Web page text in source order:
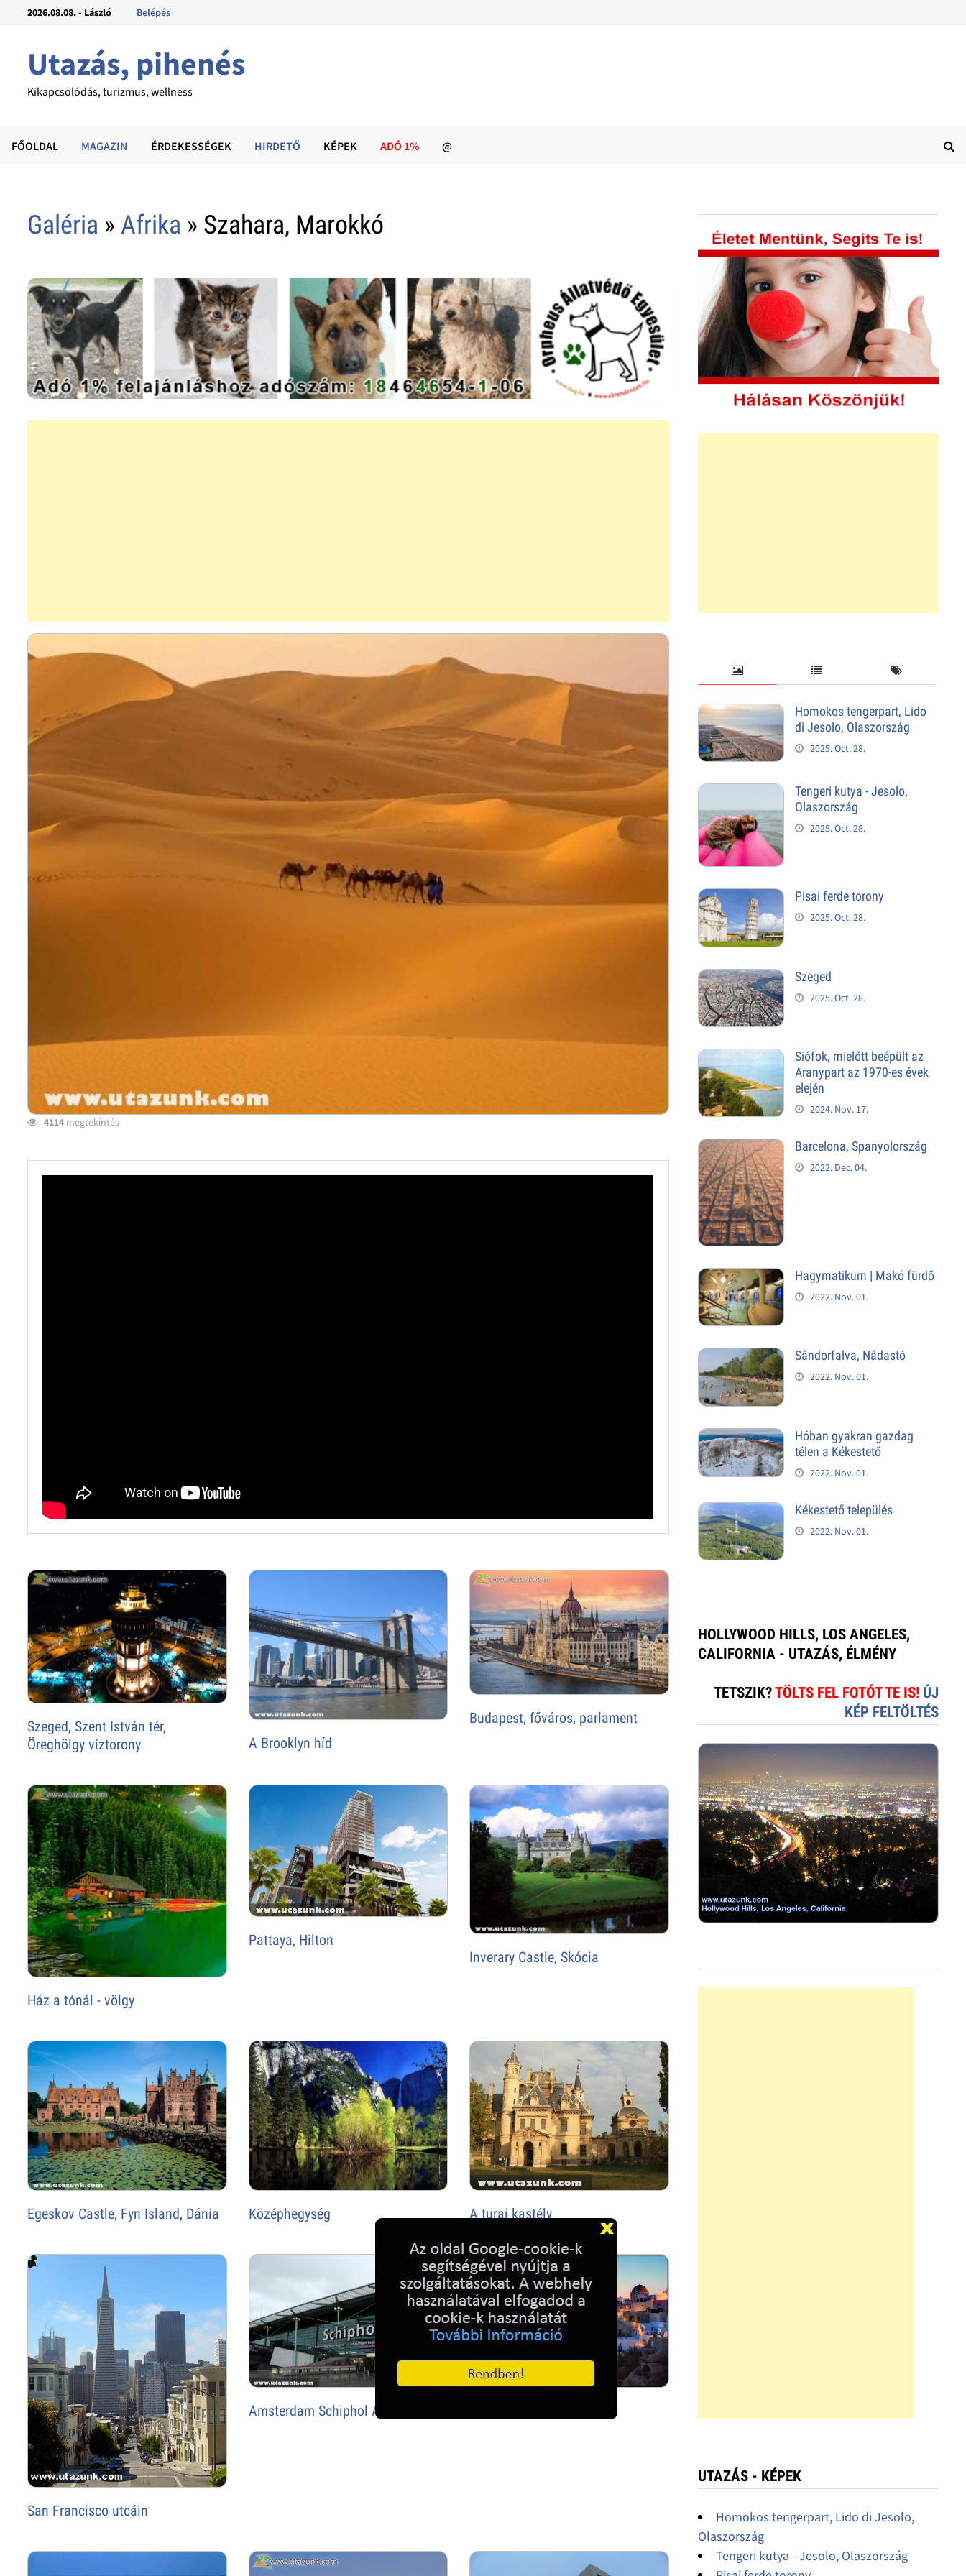
2026.08.08. - László Belépés
Utazás, pihenés
Kikapcsolódás, turizmus, wellness
FŐOLDAL MAGAZIN ÉRDEKESSÉGEK HIRDETŐ KÉPEK ADÓ 1% @
Galéria » Afrika » Szahara, Marokkó
4114 megtekintés
Szeged, Szent István tér,
Öreghölgy víztorony
A Brooklyn híd
Budapest, főváros, parlament
Ház a tónál - völgy
Pattaya, Hilton
Inverary Castle, Skócia
Egeskov Castle, Fyn Island, Dánia Középhegység A turai kastély
San Francisco utcáin
Amsterdam Schiphol Airport
Homokos tengerpart, Lido
di Jesolo, Olaszország
2025. Oct. 28.
Tengeri kutya - Jesolo,
Olaszország
2025. Oct. 28.
Pisai ferde torony
2025. Oct. 28.
Szeged
2025. Oct. 28.
Siófok, mielőtt beépült az
Aranypart az 1970-es évek
elején
2024. Nov. 17.
Barcelona, Spanyolország
2022. Dec. 04.
Hagymatikum | Makó fürdő
2022. Nov. 01.
Sándorfalva, Nádastó
2022. Nov. 01.
Hóban gyakran gazdag
télen a Kékestető
2022. Nov. 01.
Kékestető település
2022. Nov. 01.
HOLLYWOOD HILLS, LOS ANGELES,
CALIFORNIA - UTAZÁS, ÉLMÉNY
TETSZIK?TÖLTS FEL FOTÓT TE IS! ÚJ
KÉP FELTÖLTÉS
UTAZÁS - KÉPEK
Homokos tengerpart, Lido di Jesolo,
Olaszország
Tengeri kutya - Jesolo, Olaszország